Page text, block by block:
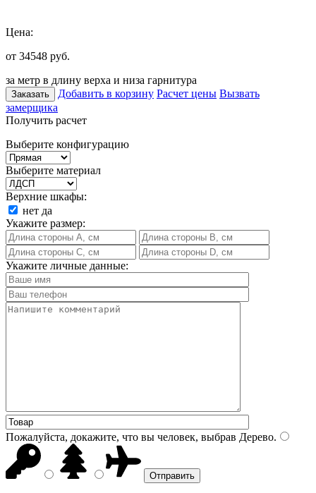
Цена:
от 34548 руб.
за метр в длину верха и низа гарнитура
Заказать Добавить в корзину Расчет цены Вызвать
замерщика
Получить расчет
Выберите конфигурацию
Выберите материал
Верхние шкафы:
нет да
Укажите размер:
Укажите личные данные:
Пожалуйста, докажите, что вы человек, выбрав Дерево.